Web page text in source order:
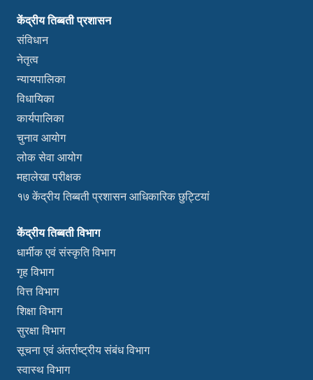
केंद्रीय तिब्बती प्रशासन
संविधान
नेतृत्व
न्यायपालिका
विधायिका
कार्यपालिका
चुनाव आयोग
लोक सेवा आयोग
महालेखा परीक्षक
१७ केंद्रीय तिब्बती प्रशासन आधिकारिक छुट्टियां
केंद्रीय तिब्बती विभाग
धार्मीक एवं संस्कृति विभाग
गृह विभाग
वित्त विभाग
शिक्षा विभाग
सुरक्षा विभाग
सूचना एवं अंतर्राष्ट्रीय संबंध विभाग
स्वास्थ विभाग